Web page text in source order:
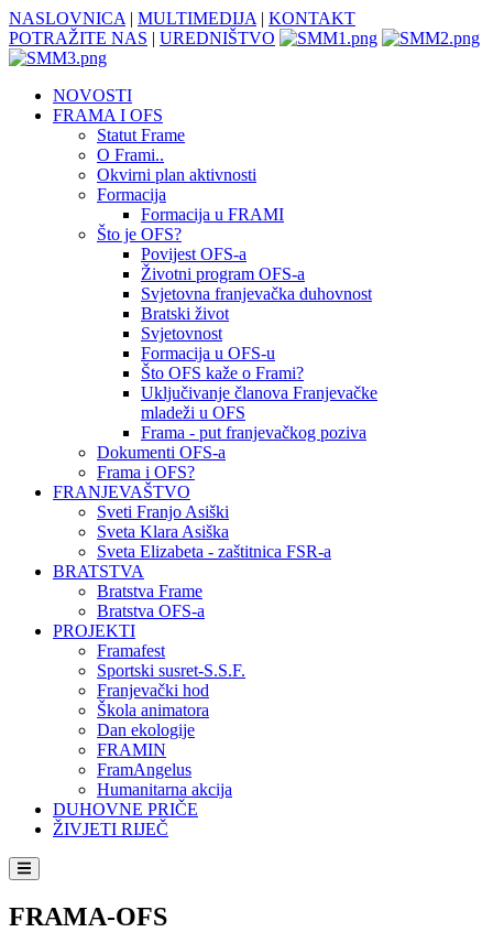
NASLOVNICA | MULTIMEDIJA | KONTAKT
POTRAŽITE NAS | UREDNIŠTVO
NOVOSTI
FRAMA I OFS
Statut Frame
O Frami..
Okvirni plan aktivnosti
Formacija
Formacija u FRAMI
Što je OFS?
Povijest OFS-a
Životni program OFS-a
Svjetovna franjevačka duhovnost
Bratski život
Svjetovnost
Formacija u OFS-u
Što OFS kaže o Frami?
Uključivanje članova Franjevačke
mladeži u OFS
Frama - put franjevačkog poziva
Dokumenti OFS-a
Frama i OFS?
FRANJEVAŠTVO
Sveti Franjo Asiški
Sveta Klara Asiška
Sveta Elizabeta - zaštitnica FSR-a
BRATSTVA
Bratstva Frame
Bratstva OFS-a
PROJEKTI
Framafest
Sportski susret-S.S.F.
Franjevački hod
Škola animatora
Dan ekologije
FRAMIN
FramAngelus
Humanitarna akcija
DUHOVNE PRIČE
ŽIVJETI RIJEČ
FRAMA-OFS